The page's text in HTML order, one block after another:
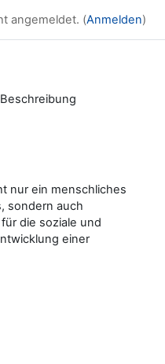
angemeldet. (Anmelden)
Beschreibung
nur ein menschliches
sondern auch
die soziale und
einer